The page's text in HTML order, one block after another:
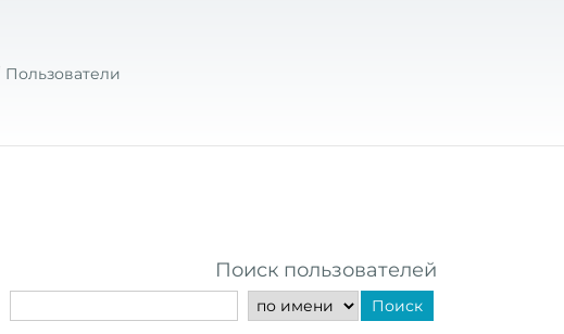
Пользователи
Поиск пользователей
Поиск